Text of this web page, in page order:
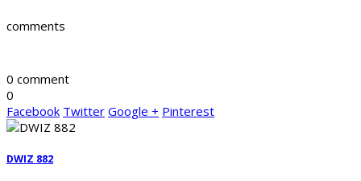
comments
0 comment
0
Facebook Twitter Google + Pinterest
DWIZ 882